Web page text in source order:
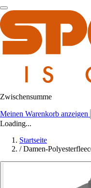
Zwischensumme
Meinen Warenkorb anzeigen
Loading...
Startseite
/ Damen-